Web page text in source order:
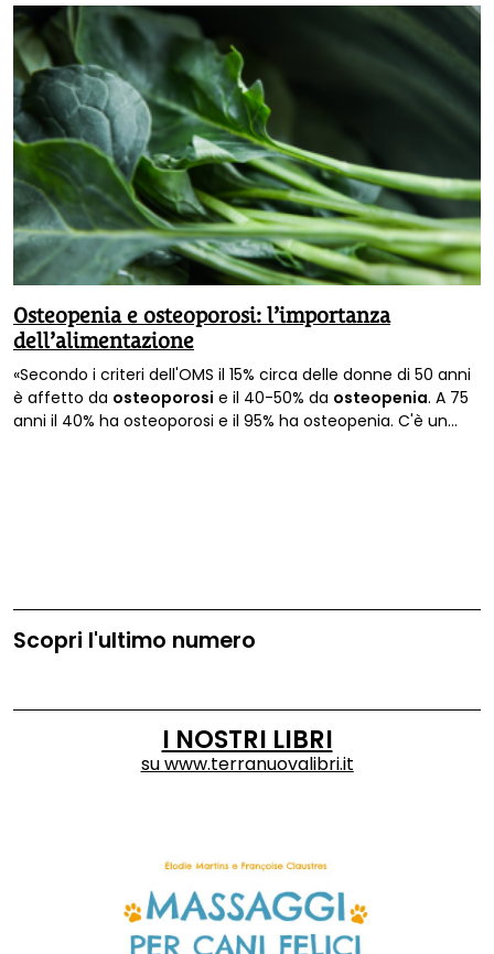
Osteopenia e osteoporosi: l’importanza
dell’alimentazione
«Secondo i criteri dell'OMS il 15% circa delle donne di 50 anni
è affetto da osteoporosi e il 40-50% da osteopenia. A 75
anni il 40% ha osteoporosi e il 95% ha osteopenia. C'è un
Scopri l'ultimo numero
I NOSTRI LIBRI
suwww.terranuovalibri.it